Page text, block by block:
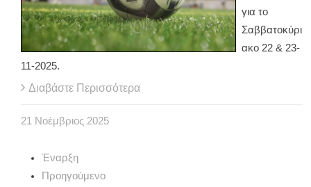
για το
Σαββατοκύρι
ακο 22 & 23-
11-2025.
Διαβάστε Περισσότερα
21 Νοέμβριος 2025
Έναρξη
Προηγούμενο